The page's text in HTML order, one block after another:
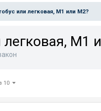
или легковая, М1 или М2?
легковая, М1
10